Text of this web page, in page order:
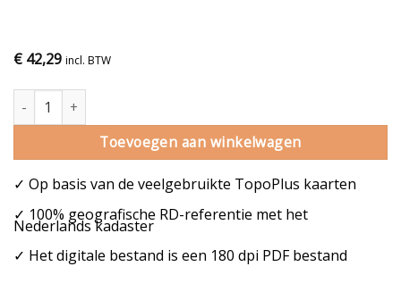
€ 42,29 incl. BTW
Gemeentekaart Groningen aantal
Toevoegen aan winkelwagen
✓ Op basis van de veelgebruikte TopoPlus kaarten
✓ 100% geografische RD-referentie met het
Nederlands kadaster
✓ Het digitale bestand is een 180 dpi PDF bestand